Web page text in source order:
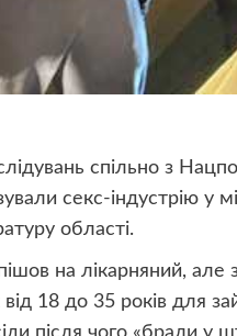
спільно з
секс-індустрію у
області.
на лікарняний, але
18 до 35 років для